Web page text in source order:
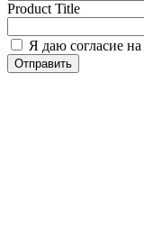
Product Title
Я даю согласие на
Отправить